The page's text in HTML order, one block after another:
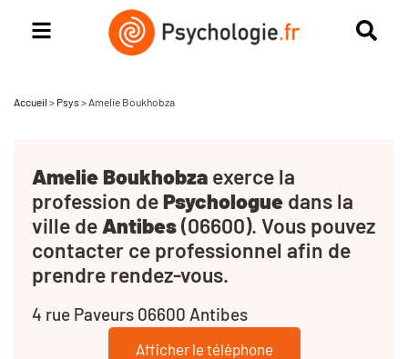
Accueil > Psys > Amelie Boukhobza
Amelie Boukhobza exerce la
profession dePsychologue dans la
ville deAntibes(06600). Vous pouvez
contacter ce professionnel afin de
prendre rendez-vous.
4 rue Paveurs 06600 Antibes
Afficher le téléphone